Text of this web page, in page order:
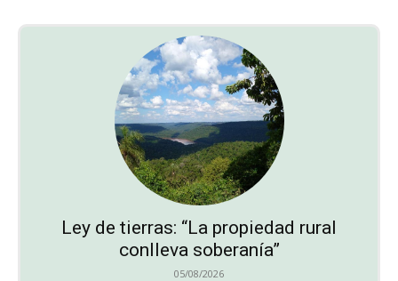
Ley de tierras: “La propiedad rural
conlleva soberanía”
05/08/2026